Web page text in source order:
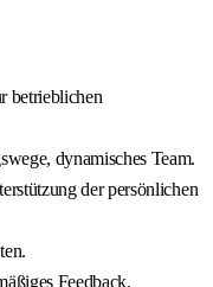
betrieblichen
dynamisches Team.
der persönlichen
Feedback.